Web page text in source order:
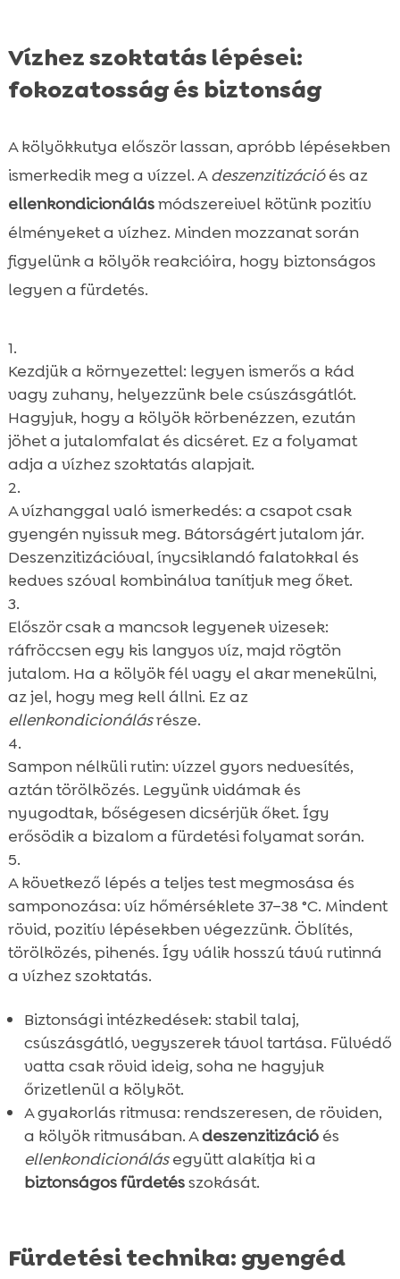
Vízhez szoktatás lépései:
fokozatosság és biztonság
A kölyökkutya először lassan, apróbb lépésekben
ismerkedik meg a vízzel. Adeszenzitizációés az
ellenkondicionálásmódszereivel kötünk pozitív
élményeket a vízhez. Minden mozzanat során
figyelünk a kölyök reakcióira, hogy biztonságos
legyen a fürdetés.
Kezdjük a környezettel: legyen ismerős a kád
vagy zuhany, helyezzünk bele csúszásgátlót.
Hagyjuk, hogy a kölyök körbenézzen, ezután
jöhet a jutalomfalat és dicséret. Ez a folyamat
adja a vízhez szoktatás alapjait.
A vízhanggal való ismerkedés: a csapot csak
gyengén nyissuk meg. Bátorságért jutalom jár.
Deszenzitizációval, ínycsiklandó falatokkal és
kedves szóval kombinálva tanítjuk meg őket.
Először csak a mancsok legyenek vizesek:
ráfröccsen egy kis langyos víz, majd rögtön
jutalom. Ha a kölyök fél vagy el akar menekülni,
az jel, hogy meg kell állni. Ez az
ellenkondicionálásrésze.
Sampon nélküli rutin: vízzel gyors nedvesítés,
aztán törölközés. Legyünk vidámak és
nyugodtak, bőségesen dicsérjük őket. Így
erősödik a bizalom a fürdetési folyamat során.
A következő lépés a teljes test megmosása és
samponozása: víz hőmérséklete 37–38 °C. Mindent
rövid, pozitív lépésekben végezzünk. Öblítés,
törölközés, pihenés. Így válik hosszú távú rutinná
a vízhez szoktatás.
Biztonsági intézkedések: stabil talaj,
csúszásgátló, vegyszerek távol tartása. Fülvédő
vatta csak rövid ideig, soha ne hagyjuk
őrizetlenül a kölyköt.
A gyakorlás ritmusa: rendszeresen, de röviden,
a kölyök ritmusában. Adeszenzitizációés
ellenkondicionálásegyütt alakítja ki a
biztonságos fürdetésszokását.
Fürdetési technika: gyengéd